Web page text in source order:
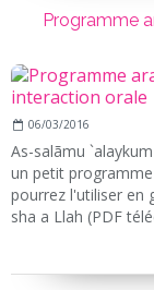
Programme
06/03/2016
As-salãmu
un petit
pourrez l'utiliser en
sha a Llah (PDF